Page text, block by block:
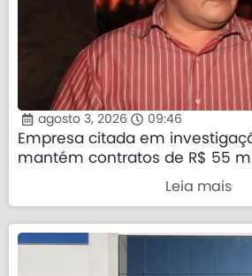
agosto 3, 2026 09:46
Empresa citada em
mantém contratos de R$ 55
Leia mais